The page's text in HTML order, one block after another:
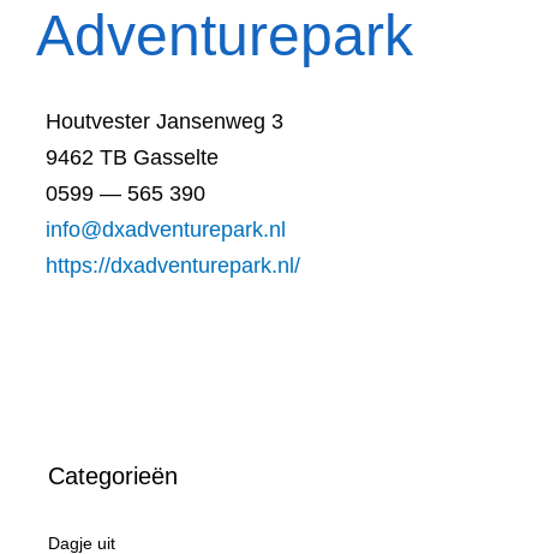
Adventurepark
Houtvester Jansenweg 3
9462 TB Gasselte
0599 — 565 390
info@dxadventurepark.nl
https://dxadventurepark.nl/
Categorieën
Dagje uit